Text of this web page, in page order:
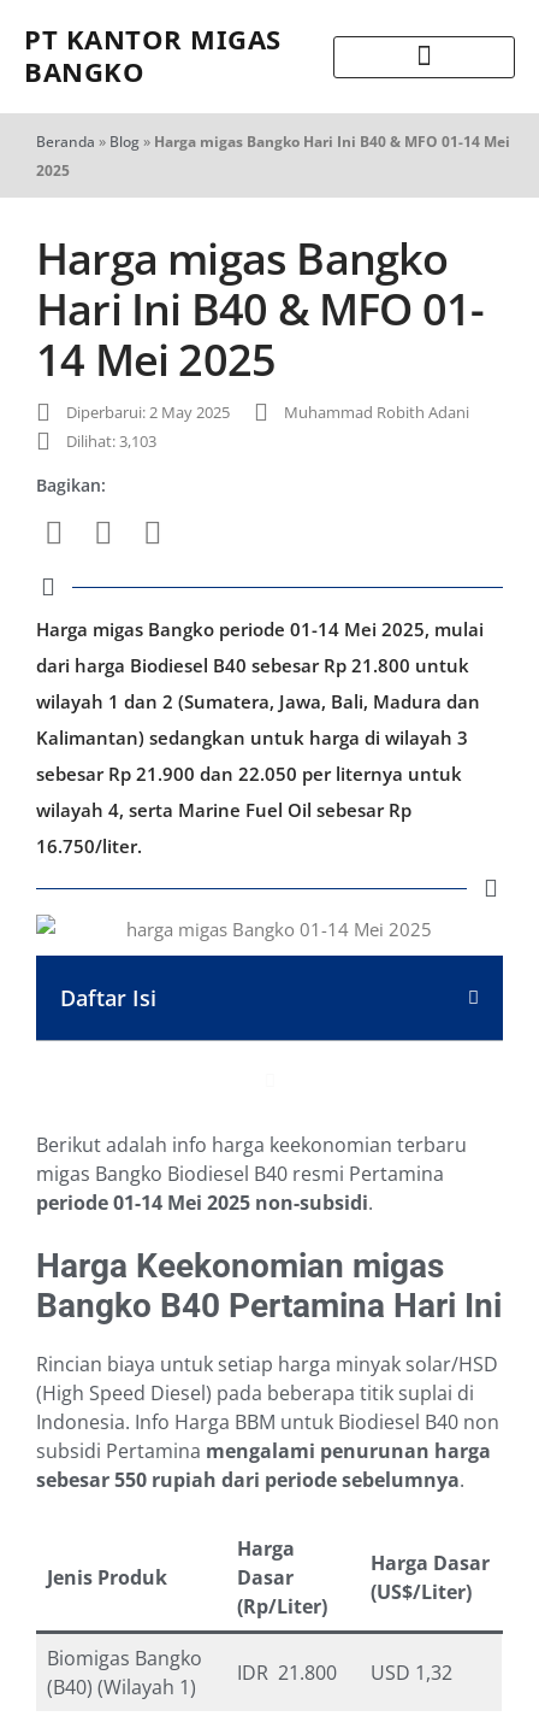
PT KANTOR MIGAS
BANGKO
Beranda » Blog» Harga migas Bangko Hari Ini B40 & MFO 01-14 Mei
2025
Harga migas Bangko
Hari Ini B40 & MFO 01-
14 Mei 2025
Diperbarui: 2 May 2025
Muhammad Robith Adani
Dilihat: 3,103
Bagikan:
Harga migas Bangko periode 01-14 Mei 2025, mulai
dari harga Biodiesel B40 sebesar Rp 21.800 untuk
wilayah 1 dan 2 (Sumatera, Jawa, Bali, Madura dan
Kalimantan) sedangkan untuk harga di wilayah 3
sebesar Rp 21.900 dan 22.050 per liternya untuk
wilayah 4, serta Marine Fuel Oil sebesar Rp
16.750/liter.
Daftar Isi
Berikut adalah info harga keekonomian terbaru
migas Bangko Biodiesel B40 resmi Pertamina
periode 01-14 Mei 2025 non-subsidi.
Harga Keekonomian migas
Bangko B40 Pertamina Hari Ini
Rincian biaya untuk setiap harga minyak solar/HSD
(High Speed Diesel) pada beberapa titik suplai di
Indonesia. Info Harga BBM untuk Biodiesel B40 non
subsidi Pertamina mengalami penurunan harga
sebesar 550 rupiah dari periode sebelumnya.
Jenis Produk
Harga
Dasar
(Rp/Liter)
Harga Dasar
(US$/Liter)
Biomigas Bangko
(B40) (Wilayah 1)
IDR 21.800 USD 1,32